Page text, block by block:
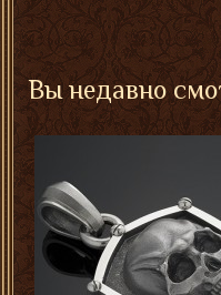
Вы недавно